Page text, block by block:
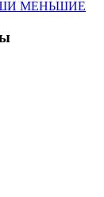
МЕНЬШИЕ